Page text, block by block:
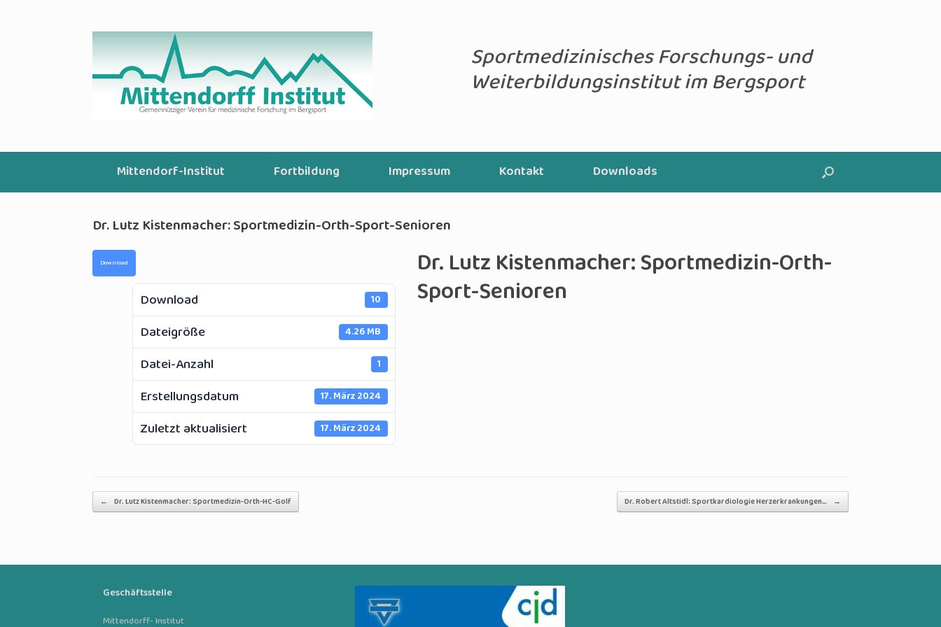
Sportmedizinisches Forschungs- und
Weiterbildungsinstitut im Bergsport
Mittendorf-Institut Fortbildung Impressum Kontakt Downloads
Dr. Lutz Kistenmacher: Sportmedizin-Orth-Sport-Senioren
Download
Download 10
Dateigröße 4.26 MB
Datei-Anzahl 1
Erstellungsdatum 17. März 2024
Zuletzt aktualisiert 17. März 2024
Dr. Lutz Kistenmacher: Sportmedizin-Orth-
Sport-Senioren
Beitragsnavigation
← Dr. Lutz Kistenmacher: Sportmedizin-Orth-HC-Golf Dr. Robert Altstidl: Sportkardiologie Herzerkrankungen… →
Geschäftsstelle
Mittendorff- Institut